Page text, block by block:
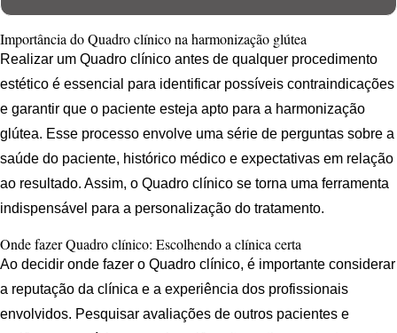
Importância do Quadro clínico na harmonização glútea
Realizar um Quadro clínico antes de qualquer procedimento
estético é essencial para identificar possíveis contraindicações
e garantir que o paciente esteja apto para a harmonização
glútea. Esse processo envolve uma série de perguntas sobre a
saúde do paciente, histórico médico e expectativas em relação
ao resultado. Assim, o Quadro clínico se torna uma ferramenta
indispensável para a personalização do tratamento.
Onde fazer Quadro clínico: Escolhendo a clínica certa
Ao decidir onde fazer o Quadro clínico, é importante considerar
a reputação da clínica e a experiência dos profissionais
envolvidos. Pesquisar avaliações de outros pacientes e